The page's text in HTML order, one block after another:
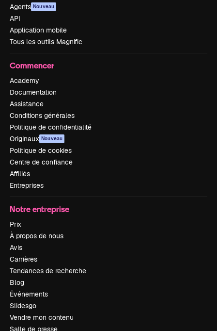
Agents Nouveau
API
Application mobile
Tous les outils Magnific
Commencer
Academy
Documentation
Assistance
Conditions générales
Politique de confidentialité
Originaux Nouveau
Politique de cookies
Centre de confiance
Affiliés
Entreprises
Notre entreprise
Prix
À propos de nous
Avis
Carrières
Tendances de recherche
Blog
Événements
Slidesgo
Vendre mon contenu
Salle de presse